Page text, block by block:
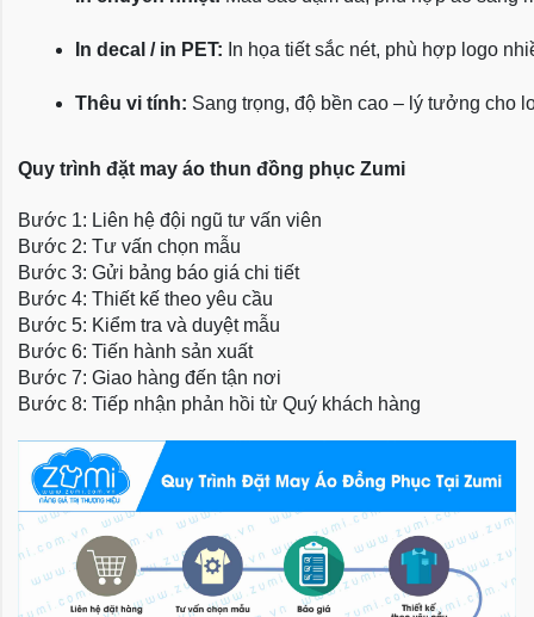
In decal / in PET: In họa tiết sắc nét, phù hợp logo
Thêu vi tính: Sang trọng, độ bền cao – lý tưởng cho
Quy trình đặt may áo thun đồng phục Zumi
Bước 1: Liên hệ đội ngũ tư vấn viên
Bước 2: Tư vấn chọn mẫu
Bước 3: Gửi bảng báo giá chi tiết
Bước 4: Thiết kế theo yêu cầu
Bước 5: Kiểm tra và duyệt mẫu
Bước 6: Tiến hành sản xuất
Bước 7: Giao hàng đến tận nơi
Bước 8: Tiếp nhận phản hồi từ Quý khách hàng